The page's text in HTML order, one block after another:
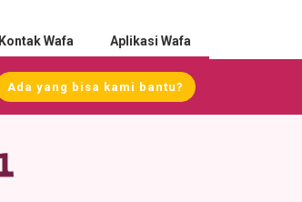
Kontak Wafa Aplikasi Wafa
Ada yang bisa kami bantu?